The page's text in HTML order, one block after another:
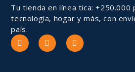
Tu tienda en línea tica: +250.000
tecnología, hogar y más, con
país.